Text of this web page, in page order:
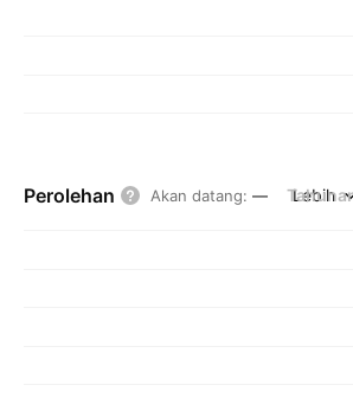
Perolehan Akan datang: — Lebih